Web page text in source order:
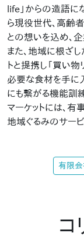
life」からの造語に
ら現役世代、高齢
との想いを込め、企
また、地域に根ざ
トと提携し「買い
必要な食材を手に
にも繋がる機能訓
マーケットには、
地域ぐるみのサービ
有限会
コ